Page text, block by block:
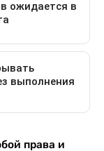
права и